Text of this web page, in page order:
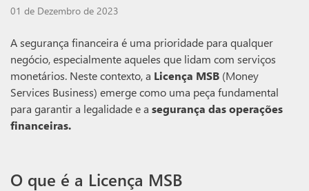
01 de Dezembro de 2023
A segurança financeira é uma prioridade para qualquer
negócio, especialmente aqueles que lidam com serviços
monetários. Neste contexto, a Licença MSB (Money
Services Business) emerge como uma peça fundamental
para garantir a legalidade e a segurança das operações
financeiras.
O que é a Licença MSB